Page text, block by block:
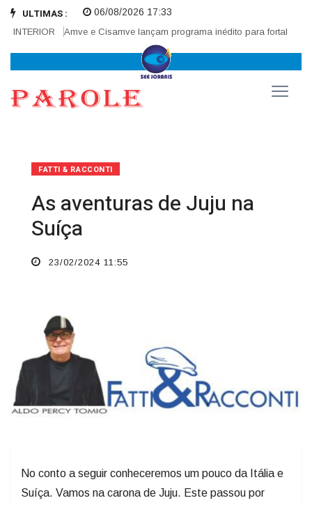
ULTIMAS :
Amve e Cisamve lançam programa inédito para fortalecer
06/08/2026 17:33
FATTI & RACCONTI
As aventuras de Juju na
Suíça
23/02/2024 11:55
No conto a seguir conheceremos um pouco da Itália e
Suíça. Vamos na carona de Juju. Este passou por